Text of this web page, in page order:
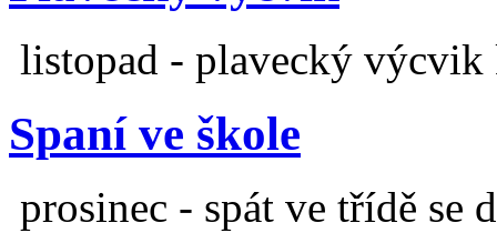
listopad - plavecký výcvik
Spaní ve škole
prosinec - spát ve třídě se